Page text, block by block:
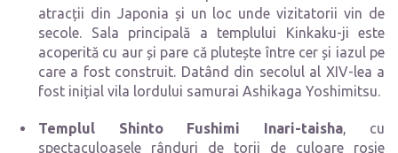
atracții din Japonia și un loc unde vizitatorii vin de
secole. Sala principală a templului Kinkaku-ji este
acoperită cu aur și pare că plutește între cer și iazul pe
care a fost construit. Datând din secolul al XIV-lea a
fost inițial vila lordului samurai Ashikaga Yoshimitsu.
Templul Shinto Fushimi Inari-taisha, cu
spectaculoasele rânduri de torii de culoare roșie